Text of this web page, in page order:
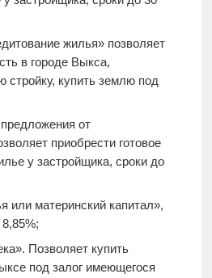
жилья» позволяет
в городе Выкса,
стройку, купить землю под
от
приобрести готовое
у застройщика, сроки до
или материнский капитал»,
Позволяет купить
под залог имеющегося